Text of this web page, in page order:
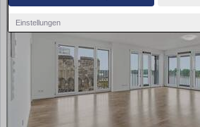
Einstellungen